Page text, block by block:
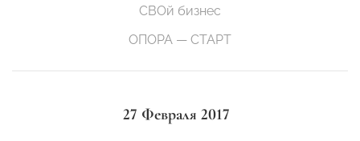
СВОй бизнес
ОПОРА — СТАРТ
27 Февраля 2017